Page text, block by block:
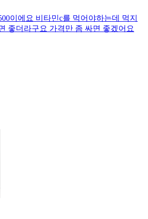
이에요 비타민c를 먹어야하는데 먹지
좋더라구요 가격만 좀 싸면 좋겠어요